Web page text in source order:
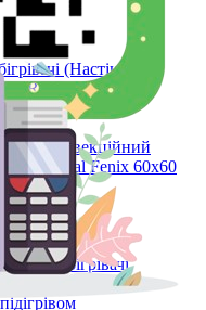
(Настінні,
ARMSTRONG)
конвекційний
Fenix 60x60
обігрівачі